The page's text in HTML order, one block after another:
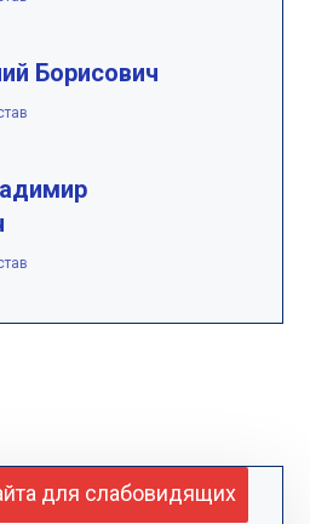
Борисович
для слабовидящих